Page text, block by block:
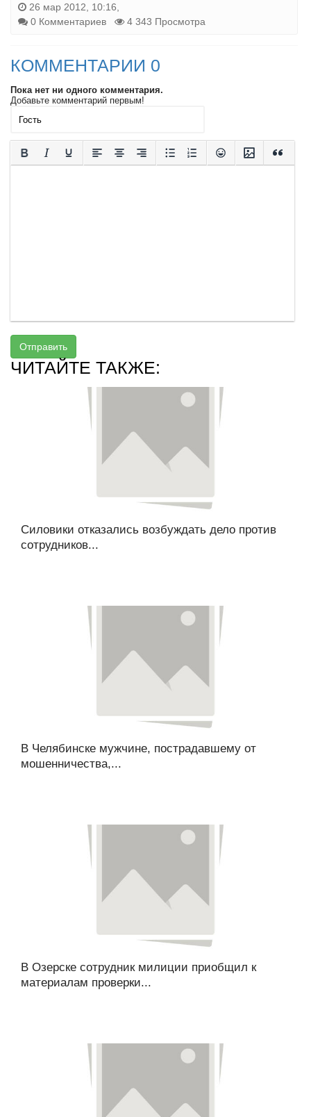
26 мар 2012, 10:16,
0 Комментариев
4 343 Просмотра
КОММЕНТАРИИ 0
Пока нет ни одного комментария.
Добавьте комментарий первым!
Отправить
ЧИТАЙТЕ ТАКЖЕ:
Силовики отказались возбуждать дело против
сотрудников...
В Челябинске мужчине, пострадавшему от
мошенничества,...
В Озерске сотрудник милиции приобщил к
материалам проверки...